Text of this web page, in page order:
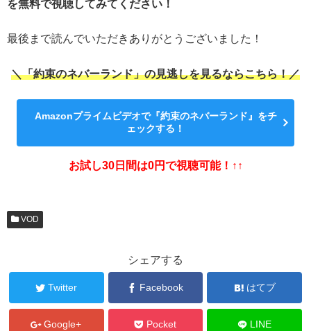
を無料で視聴してみてください！
最後まで読んでいただきありがとうございました！
＼「約束のネバーランド」の見逃しを見るならこちら！／
Amazonプライムビデオで『約束のネバーランド』をチ
ェックする！
お試し30日間は0円で視聴可能！↑↑
VOD
シェアする
Twitter Facebook はてブ
Google+ Pocket LINE